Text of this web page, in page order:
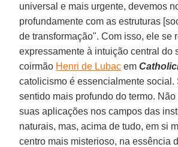
universal e mais urgente, devemos
profundamente com as estruturas
de transformação". Com isso, ele se
expressamente à intuição central do
coirmão Henri de Lubac em
catolicismo é essencialmente social.
sentido mais profundo do termo.
suas aplicações nos campos das
naturais, mas, acima de tudo, em si
centro mais misterioso, na essência